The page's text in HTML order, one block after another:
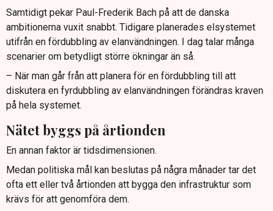
Samtidigt pekar Paul-Frederik Bach på att de danska
ambitionerna vuxit snabbt. Tidigare planerades elsystemet
utifrån en fördubbling av elanvändningen. I dag talar många
scenarier om betydligt större ökningar än så.
– När man går från att planera för en fördubbling till att
diskutera en fyrdubbling av elanvändningen förändras kraven
på hela systemet.
Nätet byggs på årtionden
En annan faktor är tidsdimensionen.
Medan politiska mål kan beslutas på några månader tar det
ofta ett eller två årtionden att bygga den infrastruktur som
krävs för att genomföra dem.